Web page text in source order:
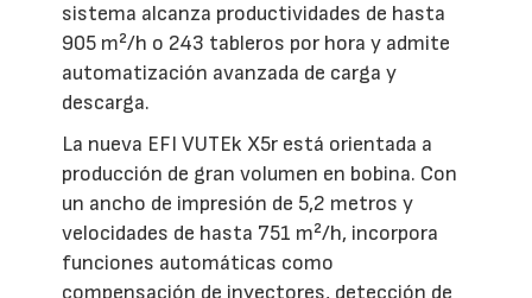
sistema alcanza productividades de hasta
905 m²/h o 243 tableros por hora y admite
automatización avanzada de carga y
descarga.
La nueva EFI VUTEk X5r está orientada a
producción de gran volumen en bobina. Con
un ancho de impresión de 5,2 metros y
velocidades de hasta 751 m²/h, incorpora
funciones automáticas como